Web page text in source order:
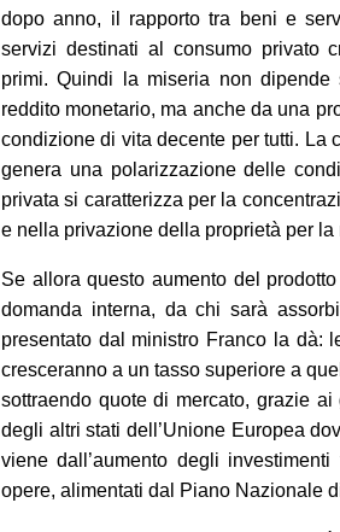
dopo anno, il rapporto tra beni e
servizi destinati al consumo privato
primi. Quindi la miseria non dipende
reddito monetario, ma anche da una
condizione di vita decente per tutti. La
genera una polarizzazione delle
privata si caratterizza per la
e nella privazione della proprietà per
Se allora questo aumento del
domanda interna, da chi sarà
presentato dal ministro Franco la dà:
cresceranno a un tasso superiore a
sottraendo quote di mercato, grazie
degli altri stati dell’Unione Europea
viene dall’aumento degli
opere, alimentati dal Piano Nazionale